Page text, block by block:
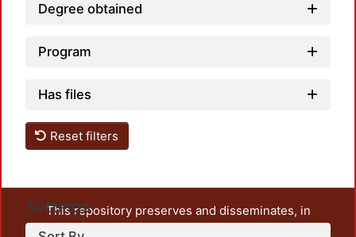
Degree obtained
Program
Has files
Reset filters
Settings
This repository preserves and disseminates, in
unrestricted open access, the teaching and research